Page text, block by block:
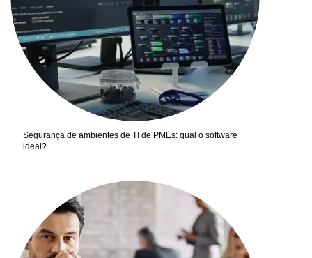
Segurança de ambientes de TI de PMEs: qual o software
ideal?